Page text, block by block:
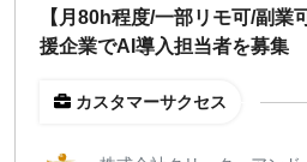
稼働時間
週4日
【月80h程度/一部リモ可/副業
援企業でAI導入担当者を募集
カスタマーサクセス